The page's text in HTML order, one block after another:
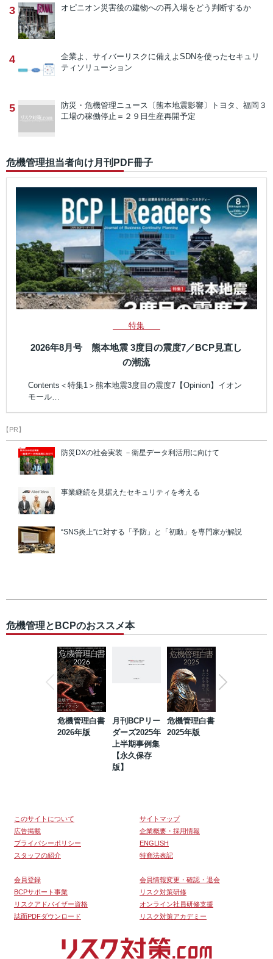
3 オピニオン災害後の建物への再入場をどう判断するか
4 企業よ、サイバーリスクに備えよ SDNを使ったセキュリ
ティソリューション
5 防災・危機管理ニュース 〔熊本地震影響〕トヨタ、福岡３
工場の稼働停止＝２９日生産再開予定
危機管理担当者向け月刊PDF冊子
特集
2026年8月号 熊本地震 3度目の震度7／BCP見直し
の潮流
Contents＜特集1＞熊本地震3度目の震度7【Opinion】イオン
モール…
【PR】
防災DXの社会実装 －衛星データ利活用に向けて
事業継続を見据えたセキュリティを考える
“SNS炎上”に対する「予防」と「初動」を専門家が解説
危機管理とBCPのおススメ本
危機管理白書
2026年版
月刊BCPリー
ダーズ2025年
上半期事例集
【永久保存
版】
危機管理白書
2025年版
このサイトについて
サイトマップ
広告掲載
企業概要・採用情報
プライバシーポリシー
ENGLISH
スタッフの紹介
特商法表記
会員登録
会員情報変更・確認・退会
BCPサポート事業
リスク対策研修
リスクアドバイザー資格
オンライン社員研修支援
誌面PDFダウンロード
リスク対策アカデミー